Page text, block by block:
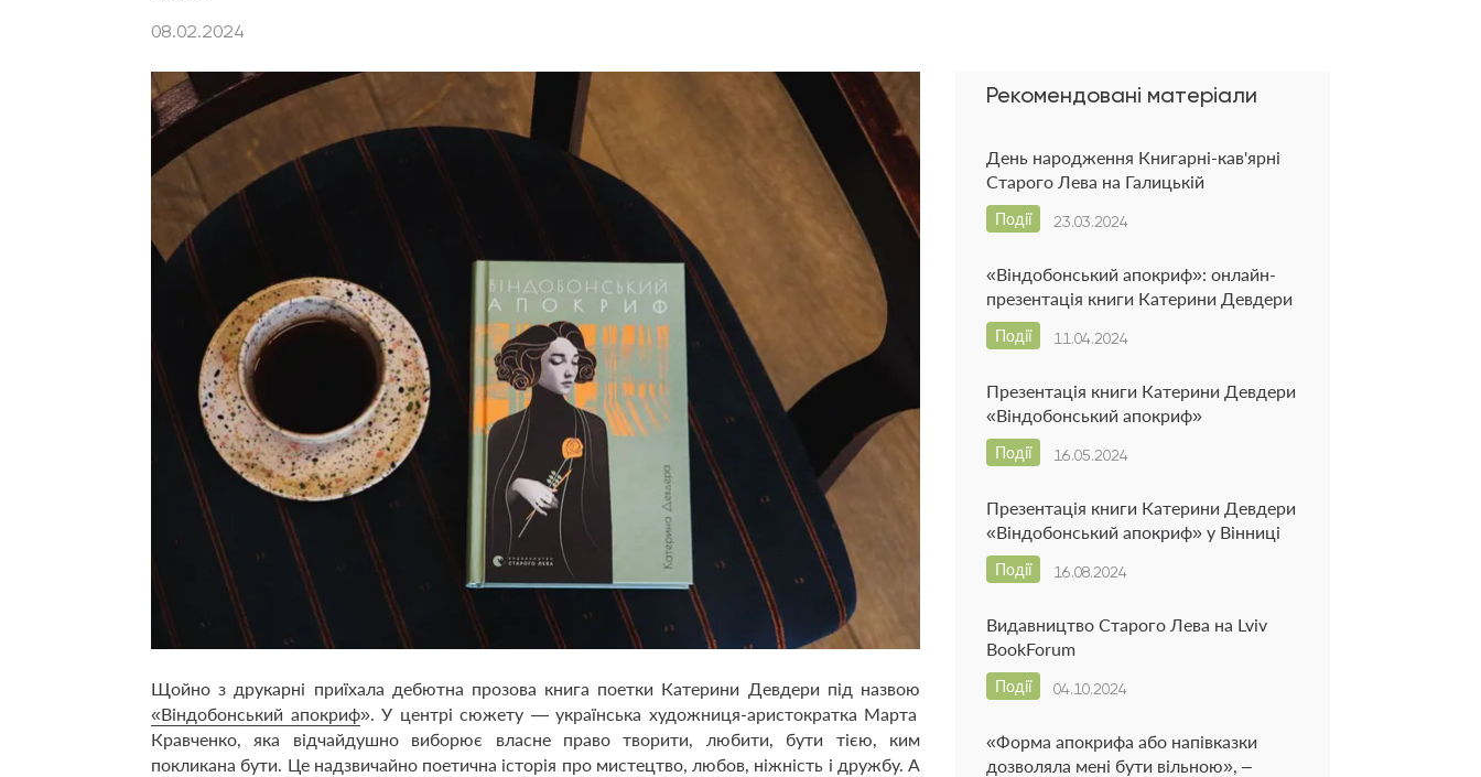
08.02.2024
Щойно з друкарні приїхала дебютна прозова книга поетки Катерини Девдери під назвою
«Віндобонський апокриф». У центрі сюжету — українська художниця-аристократка Марта
Кравченко, яка відчайдушно виборює власне право творити, любити, бути тією, ким
покликана бути. Це надзвичайно поетична історія про мистецтво, любов, ніжність і дружбу. А
Рекомендовані матеріали
День народження Книгарні-кав'ярні
Старого Лева на Галицькій
23.03.2024
Події
«Віндобонський апокриф»: онлайн-
презентація книги Катерини Девдери
11.04.2024
Події
Презентація книги Катерини Девдери
«Віндобонський апокриф»
16.05.2024
Події
Презентація книги Катерини Девдери
«Віндобонський апокриф» у Вінниці
16.08.2024
Події
Видавництво Старого Лева на Lviv
BookForum
04.10.2024
Події
«Форма апокрифа або напівказки
дозволяла мені бути вільною», –